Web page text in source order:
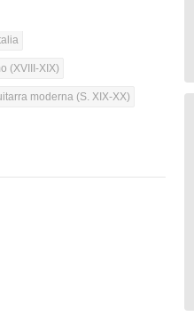
(XVIII-XIX)
moderna (S. XIX-XX)